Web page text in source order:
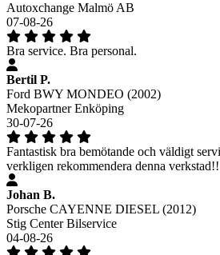
Autoxchange Malmö AB
07-08-26
Bra service. Bra personal.
Bertil P.
Ford BWY MONDEO (2002)
Mekopartner Enköping
30-07-26
Fantastisk bra bemötande och väldigt
verkligen rekommendera denna verkstad!!
Johan B.
Porsche CAYENNE DIESEL (2012)
Stig Center Bilservice
04-08-26